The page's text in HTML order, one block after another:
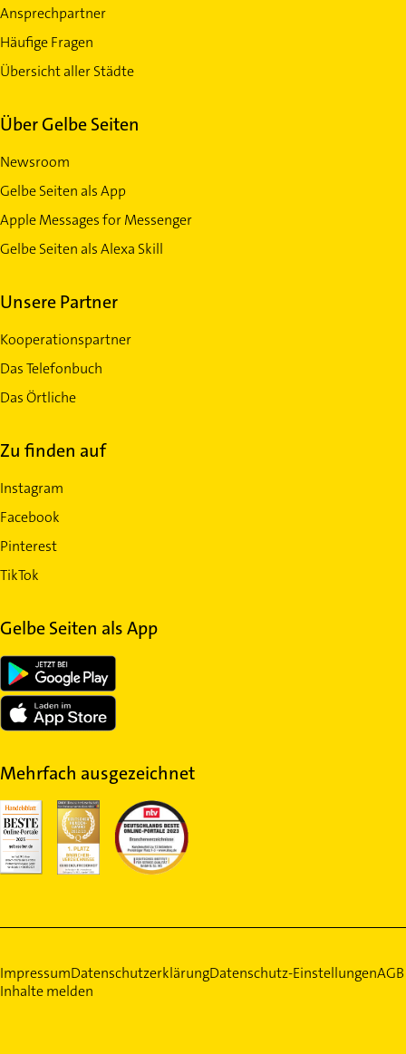
Ansprechpartner
Häufige Fragen
Übersicht aller Städte
Über Gelbe Seiten
Newsroom
Gelbe Seiten als App
Apple Messages for Messenger
Gelbe Seiten als Alexa Skill
Unsere Partner
Kooperationspartner
Das Telefonbuch
Das Örtliche
Zu finden auf
Instagram
Facebook
Pinterest
TikTok
Gelbe Seiten als App
Mehrfach ausgezeichnet
ImpressumDatenschutzerklärungDatenschutz-EinstellungenAGB
Inhalte melden